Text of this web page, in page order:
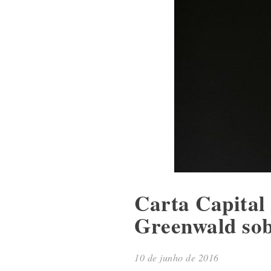
Carta Capital
Greenwald
10 de junho de 2016